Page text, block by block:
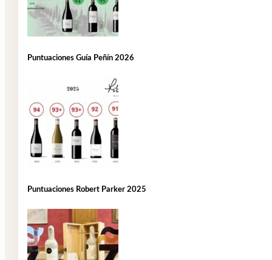
Puntuaciones Guía Peñín 2026
Puntuaciones Robert Parker 2025